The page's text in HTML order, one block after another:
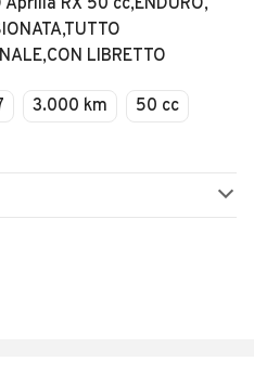
Aprilia RX 50 cc,ENDURO,
LIBRETTO
3.000 km
50 cc